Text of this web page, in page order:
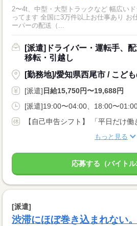
2〜4t、中型・大型トラックなど 幅広い
ってます 全国に3万件以上お仕事あり お
ーパーの配送（...
[派遣]ドライバー・運転手、配
移転・引越し
[勤務地]/愛知県西尾市 / こど
[派遣] 日給15,750円〜19,688円
[派遣]19:00〜04:00、18:00〜
もっと見る
応募する（バイトル
[派遣]
渋滞にほぼ巻き込まれない